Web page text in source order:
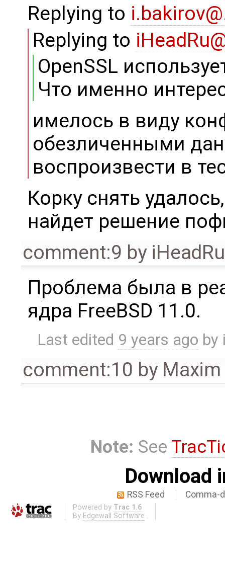
Replying to
Replying to
OpenSSL
Что именно
имелось в виду
обезличенными
воспроизвести в
Корку снять
найдет решение
comment:9 by
Проблема была в
ядра FreeBSD 11.0.
Last edited 9 years ago by
comment:10 by
Note: See
Download
RSS Feed Comma-
Powered by Trac 1.6
By Edgewall Software .